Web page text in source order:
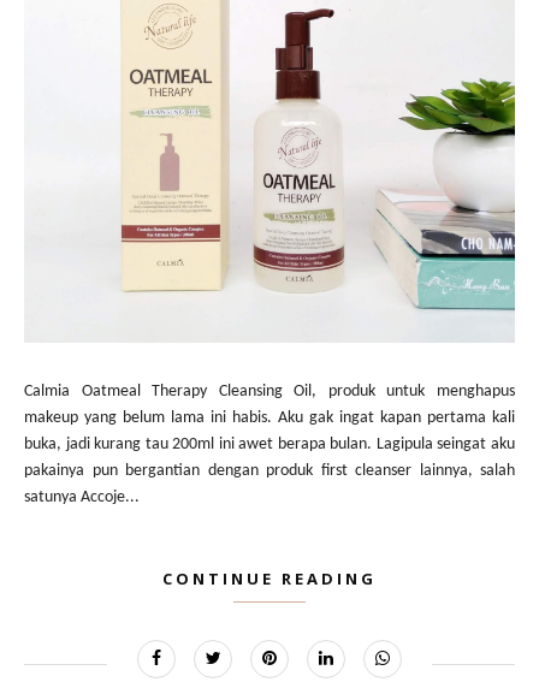
Calmia Oatmeal Therapy Cleansing Oil, produk untuk menghapus
makeup yang belum lama ini habis. Aku gak ingat kapan pertama kali
buka, jadi kurang tau 200ml ini awet berapa bulan. Lagipula seingat aku
pakainya pun bergantian dengan produk first cleanser lainnya, salah
satunya Accoje...
CONTINUE READING